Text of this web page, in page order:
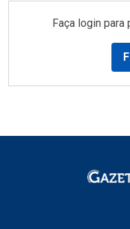
Faça login